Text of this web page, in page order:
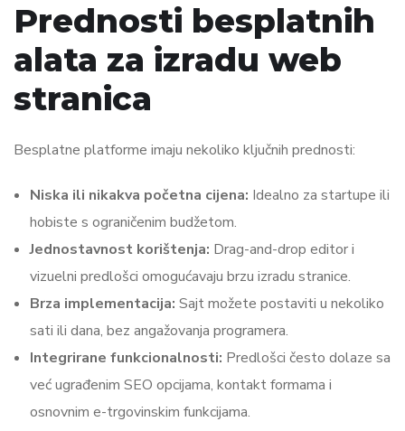
Prednosti besplatnih
alata za izradu web
stranica
Besplatne platforme imaju nekoliko ključnih prednosti:
Niska ili nikakva početna cijena: Idealno za startupe ili
hobiste s ograničenim budžetom.
Jednostavnost korištenja: Drag-and-drop editor i
vizuelni predlošci omogućavaju brzu izradu stranice.
Brza implementacija: Sajt možete postaviti u nekoliko
sati ili dana, bez angažovanja programera.
Integrirane funkcionalnosti: Predlošci često dolaze sa
već ugrađenim SEO opcijama, kontakt formama i
osnovnim e-trgovinskim funkcijama.